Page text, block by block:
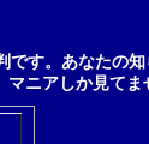
す。あなた
ニアしか見てま